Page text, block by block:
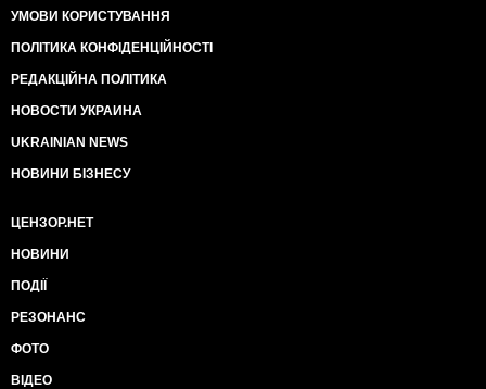
УМОВИ КОРИСТУВАННЯ
ПОЛІТИКА КОНФІДЕНЦІЙНОСТІ
РЕДАКЦІЙНА ПОЛІТИКА
НОВОСТИ УКРАИНА
UKRAINIAN NEWS
НОВИНИ БІЗНЕСУ
ЦЕНЗОР.НЕТ
НОВИНИ
ПОДІЇ
РЕЗОНАНС
ФОТО
ВІДЕО